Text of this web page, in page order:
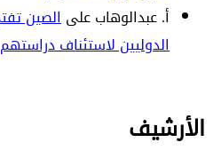
أ. عبدالوهابعلىالصين
الدوليين لاستئناف دراستهم
الأرشيف